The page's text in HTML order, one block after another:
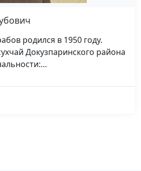
родился в 1950 году.
Докузпаринского района